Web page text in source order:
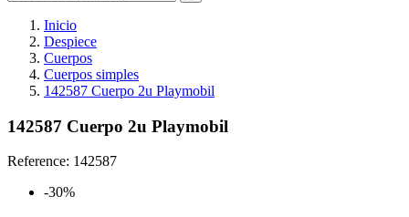
Inicio
Despiece
Cuerpos
Cuerpos simples
142587 Cuerpo 2u Playmobil
142587 Cuerpo 2u Playmobil
Reference: 142587
-30%